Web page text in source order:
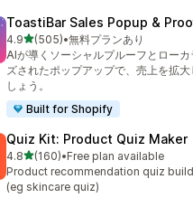
ToastiBar Sales Popup &
4.95つ星中
(505)
合計レビュー数：505件
•無料プランあり
AIが導くソーシャルプルーフとローカ
ズされたポップアップで、売上を拡大
しょう。
Built for Shopify
Quiz Kit: Product Quiz Maker
4.85つ星中
(160)
合計レビュー数：160件
•Free plan available
Product recommendation quiz
(eg skincare quiz)